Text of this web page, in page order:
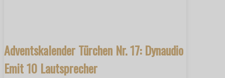
Adventskalender Türchen Nr. 17: Dynaudio
Emit 10 Lautsprecher